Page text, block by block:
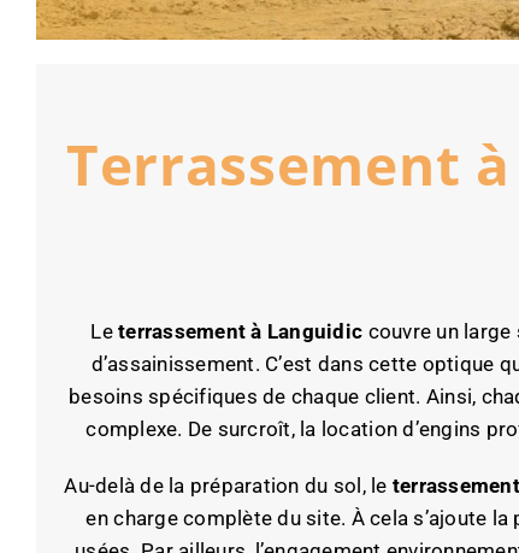
Terrassement à
Leterrassement à Languidic couvre un large
d’assainissement. C’est dans cette optique
besoins spécifiques de chaque client. Ainsi,
complexe. De surcroît, la location d’engins
Au-delà de la préparation du sol, le
en charge complète du site. À cela s’ajoute